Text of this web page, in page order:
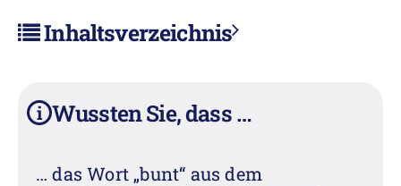
Inhaltsverzeichnis
i Wussten Sie, dass …
… das Wort „bunt“ aus dem